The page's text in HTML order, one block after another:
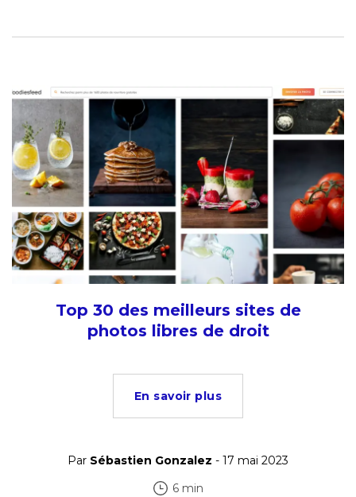
Top 30 des meilleurs sites de
photos libres de droit
En savoir plus
Par Sébastien Gonzalez - 17 mai 2023
6 min